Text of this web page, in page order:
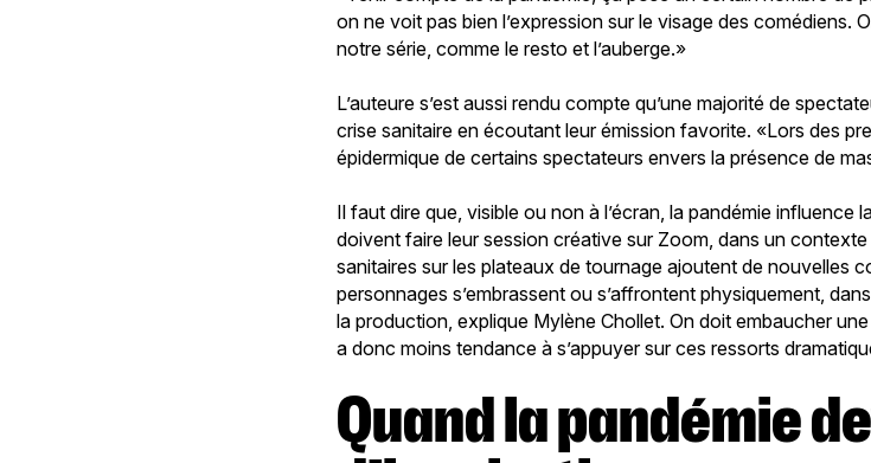
on ne voit pas bien l’expression sur le visage des comédiens.
notre série, comme le resto et l’auberge.»
L’auteure s’est aussi rendu compte qu’une majorité de
crise sanitaire en écoutant leur émission favorite. «Lors des
épidermique de certains spectateurs envers la présence de
Il faut dire que, visible ou non à l’écran, la pandémie influence
doivent faire leur session créative sur Zoom, dans un
sanitaires sur les plateaux de tournage ajoutent de nouvelles
personnages s’embrassent ou s’affrontent physiquement,
la production, explique Mylène Chollet. On doit embaucher
a donc moins tendance à s’appuyer sur ces ressorts
Quand la pandémie devient source